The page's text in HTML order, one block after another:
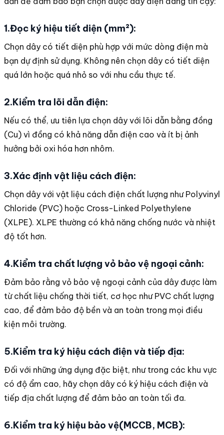
1.Đọc ký hiệu tiết diện (mm²):
Chọn dây có tiết diện phù hợp với mức dòng điện mà
bạn dự định sử dụng. Không nên chọn dây có tiết diện
quá lớn hoặc quá nhỏ so với nhu cầu thực tế.
2.Kiểm tra lõi dẫn điện:
Nếu có thể, ưu tiên lựa chọn dây với lõi dẫn bằng đồng
(Cu) vì đồng có khả năng dẫn điện cao và ít bị ảnh
hưởng bởi oxi hóa hơn nhôm.
3.Xác định vật liệu cách điện:
Chọn dây với vật liệu cách điện chất lượng như Polyvinyl
Chloride (PVC) hoặc Cross-Linked Polyethylene
(XLPE). XLPE thường có khả năng chống nước và nhiệt
độ tốt hơn.
4.Kiểm tra chất lượng vỏ bảo vệ ngoại cảnh:
Đảm bảo rằng vỏ bảo vệ ngoại cảnh của dây được làm
từ chất liệu chống thời tiết, cơ học như PVC chất lượng
cao, để đảm bảo độ bền và an toàn trong mọi điều
kiện môi trường.
5.Kiểm tra ký hiệu cách điện và tiếp địa:
Đối với những ứng dụng đặc biệt, như trong các khu vực
có độ ẩm cao, hãy chọn dây có ký hiệu cách điện và
tiếp địa chất lượng để đảm bảo an toàn tối đa.
6.Kiểm tra ký hiệu bảo vệ(MCCB, MCB):